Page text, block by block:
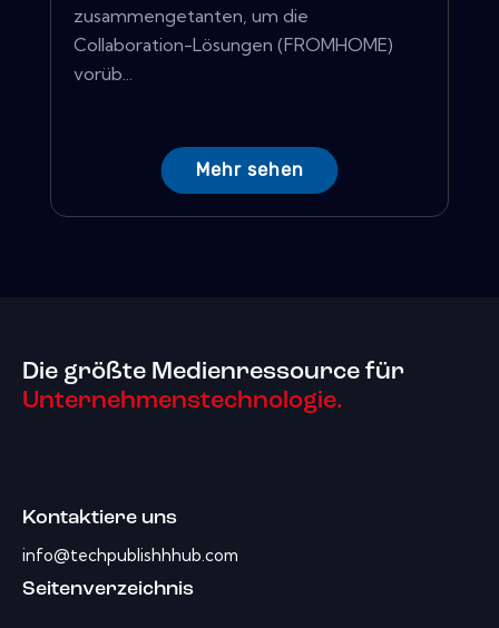
zusammengetanten, um die
Collaboration-Lösungen (FROMHOME)
vorüb...
Mehr sehen
Die größte Medienressource für
Unternehmenstechnologie.
Kontaktiere uns
info@techpublishhhub.com
Seitenverzeichnis